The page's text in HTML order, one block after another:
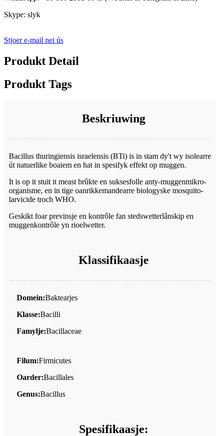
Skype: slyk
Stjoer e-mail nei ús
Produkt Detail
Produkt Tags
Beskriuwing
Bacillus thuringiensis israelensis (BTi) is in stam dy't wy isolearre
út natuerlike boaiem en hat in spesifyk effekt op muggen.
It is op it stuit it meast brûkte en suksesfolle anty-muggenmikro-
organisme, en in tige oanrikkemandearre biologyske mosquito-
larvicide troch WHO.
Geskikt foar previnsje en kontrôle fan stedswetterlânskip en
muggenkontrôle yn rioelwetter.
Klassifikaasje
Domein:Baktearjes
Klasse:Bacilli
Famylje:Bacillaceae
Filum:Firmicutes
Oarder:Bacillales
Genus:Bacillus
Spesifikaasje: